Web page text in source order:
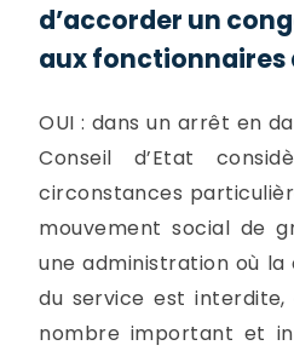
d’accorder un
aux fonctionnaires
OUI : dans un arrêt en
Conseil d’Etat
circonstances
mouvement social de
une administration où
du service est
nombre important et